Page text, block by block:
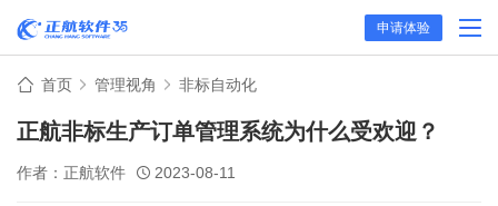
申请体验
首页 管理视角 非标自动化
正航非标生产订单管理系统为什么受欢迎？
作者：正航软件 2023-08-11